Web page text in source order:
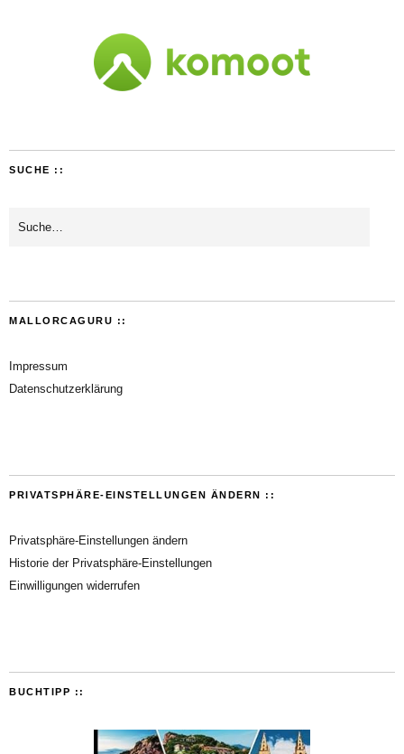
SUCHE ::
MALLORCAGURU ::
Impressum
Datenschutzerklärung
PRIVATSPHÄRE-EINSTELLUNGEN ÄNDERN ::
Privatsphäre-Einstellungen ändern
Historie der Privatsphäre-Einstellungen
Einwilligungen widerrufen
BUCHTIPP ::